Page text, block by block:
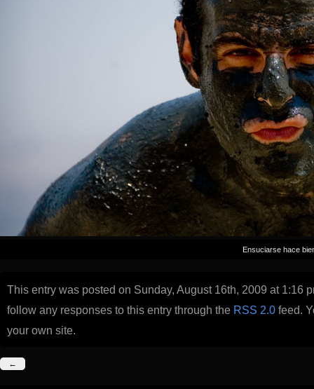
Ensuciarse hace
This entry was posted on Sunday, August 16th, 2009 at 1:16
follow any responses to this entry through the RSS 2.0 feed.
your own site.
←